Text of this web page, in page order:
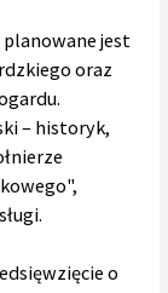
planowane jest
oraz
– historyk,
o